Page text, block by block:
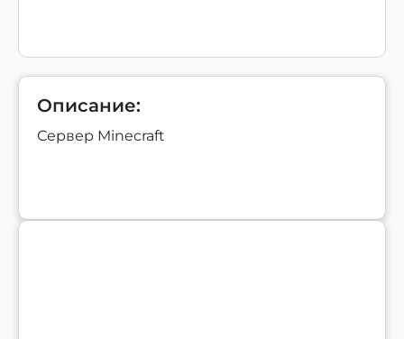
Описание:
Сервер Minecraft